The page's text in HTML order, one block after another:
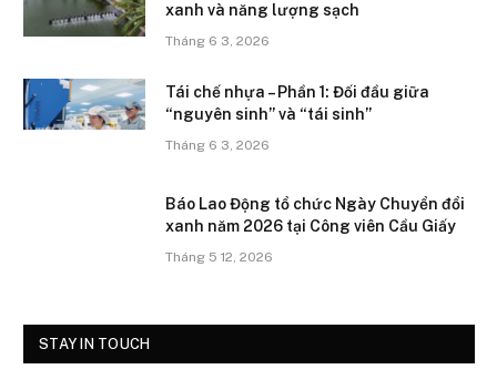
xanh và năng lượng sạch
Tháng 6 3, 2026
Tái chế nhựa – Phần 1: Đối đầu giữa
“nguyên sinh” và “tái sinh”
Tháng 6 3, 2026
Báo Lao Động tổ chức Ngày Chuyển đổi
xanh năm 2026 tại Công viên Cầu Giấy
Tháng 5 12, 2026
STAY IN TOUCH